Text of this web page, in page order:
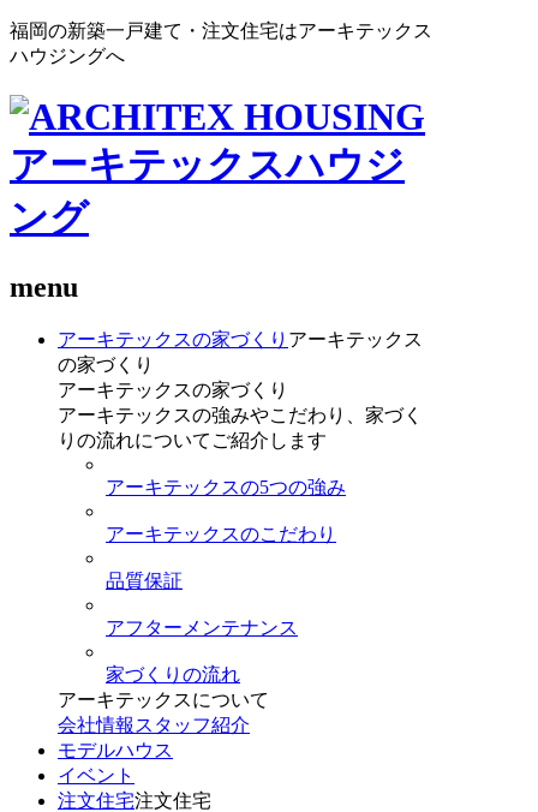
福岡の新築一戸建て・注文住宅はアーキテックス
ハウジングへ
menu
アーキテックスの家づくり アーキテックス
の家づくり
アーキテックスの家づくり
アーキテックスの強みやこだわり、家づく
りの流れについてご紹介します
アーキテックスの5つの強み
アーキテックスのこだわり
品質保証
アフターメンテナンス
家づくりの流れ
アーキテックスについて
会社情報 スタッフ紹介
モデルハウス
イベント
注文住宅注文住宅